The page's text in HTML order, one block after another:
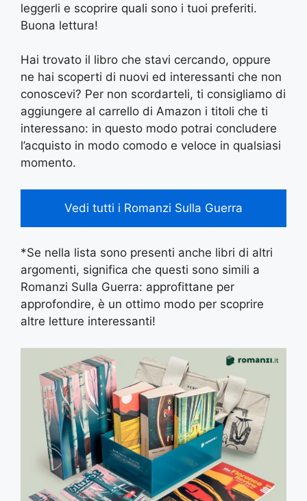
leggerli e scoprire quali sono i tuoi preferiti.
Buona lettura!
Hai trovato il libro che stavi cercando, oppure
ne hai scoperti di nuovi ed interessanti che non
conoscevi? Per non scordarteli, ti consigliamo di
aggiungere al carrello di Amazon i titoli che ti
interessano: in questo modo potrai concludere
l’acquisto in modo comodo e veloce in qualsiasi
momento.
Vedi tutti i Romanzi Sulla Guerra
*Se nella lista sono presenti anche libri di altri
argomenti, significa che questi sono simili a
Romanzi Sulla Guerra: approfittane per
approfondire, è un ottimo modo per scoprire
altre letture interessanti!